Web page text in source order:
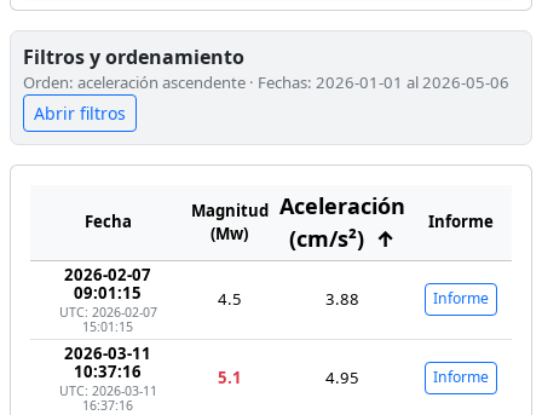
Filtros y ordenamiento
Orden: aceleración ascendente · Fechas: 2026-01-01 al 2026-05-06
Abrir filtros
Fecha
Magnitud
(Mw)
Aceleración
(cm/s²) ↑
Informe
2026-02-07
09:01:15
UTC: 2026-02-07
15:01:15
4.5 3.88 Informe
2026-03-11
10:37:16
UTC: 2026-03-11
16:37:16
5.1 4.95 Informe